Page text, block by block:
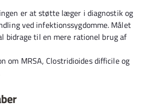
er at støtte læger i diagnostik og
ved infektionssygdomme. Målet
bidrage til en mere rationel brug af
om MRSA, Clostridioides difficile og